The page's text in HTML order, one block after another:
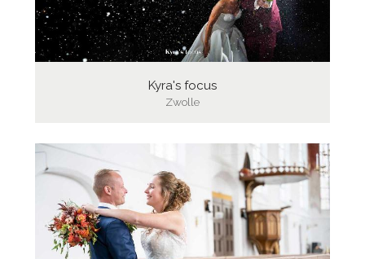
Kyra's focus
Zwolle